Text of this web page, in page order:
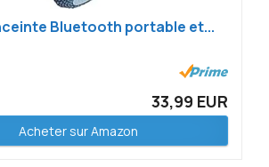
Bluetooth portable et...
33,99 EUR
Acheter sur Amazon